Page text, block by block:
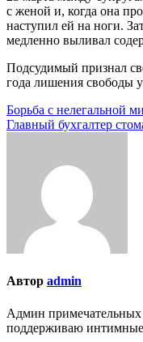
с женой и, когда она
наступил ей на ноги.
медленно выливал
Подсудимый признал
года лишения свободы
Навигация
по
Борьба с нелегальной
Главный бухгалтер
Автор admin
Админ
поддерживаю